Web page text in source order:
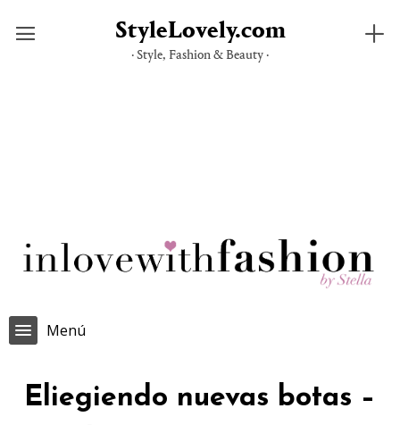
StyleLovely.com
· Style, Fashion & Beauty ·
Menú
Eliegiendo nuevas botas –